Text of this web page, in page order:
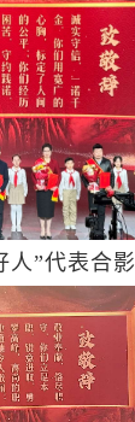
”代表合影